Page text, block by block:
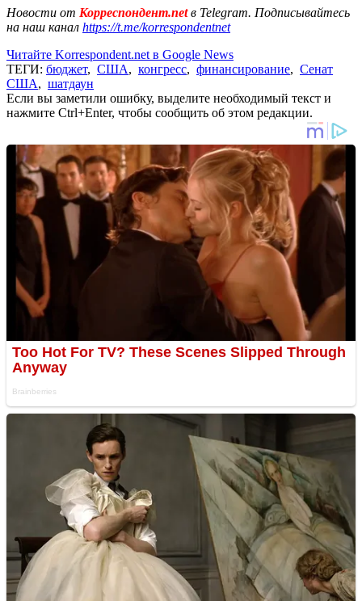
Новости от Корреспондент.netв Telegram. Подписывайтесь
на наш канал https://t.me/korrespondentnet
Читайте Korrespondent.net в Google News
ТЕГИ: бюджет, США, конгресс, финансирование, Сенат
США, шатдаун
Если вы заметили ошибку, выделите необходимый текст и
нажмите Ctrl+Enter, чтобы сообщить об этом редакции.